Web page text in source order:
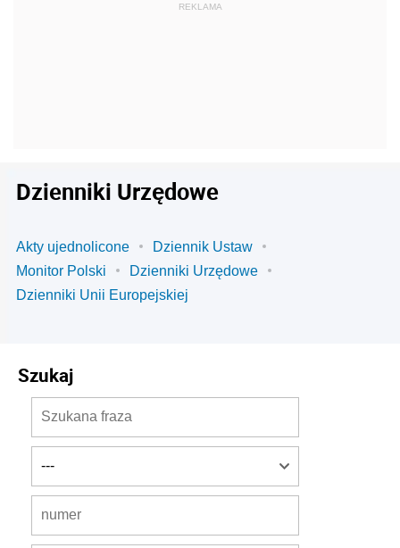
Dzienniki Urzędowe
Akty ujednolicone
Dziennik Ustaw
Monitor Polski
Dzienniki Urzędowe
Dzienniki Unii Europejskiej
Szukaj